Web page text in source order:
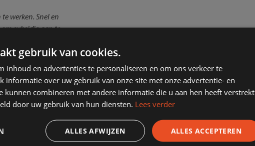
werken. Snel en
subsidie aan te
gebruik van cookies.
inhoud en advertenties te personaliseren en om ons verkeer te
informatie over uw gebruik van onze site met onze advertentie- en
kunnen combineren met andere informatie die u aan hen heeft verstrekt
door uw gebruik van hun diensten. Lees verder
ALLES ACCEPTEREN
ALLES AFWIJZEN